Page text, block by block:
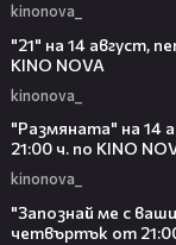
kinonova_
"21" на 14 август,
KINO NOVA
kinonova_
"Размянaта" на 14
21:00 ч. по KINO
kinonova_
"Запознай ме с
четвъртък от